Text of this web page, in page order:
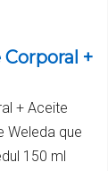
+
+ Aceite
Weleda que
150 ml